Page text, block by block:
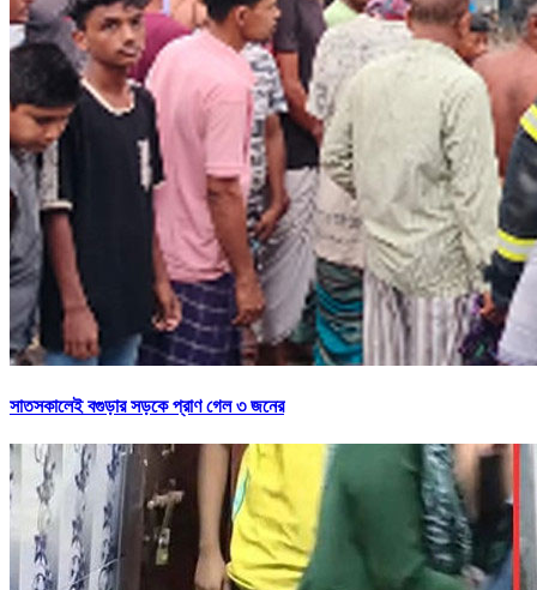
সাতসকালেই বগুড়ার সড়কে প্রাণ গেল ৩ জনের